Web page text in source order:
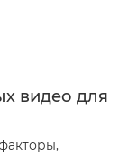
видео для